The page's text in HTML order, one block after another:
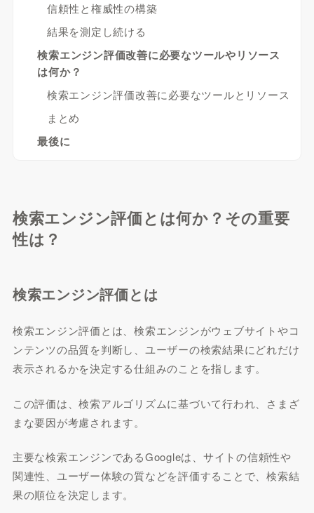
信頼性と権威性の構築
結果を測定し続ける
検索エンジン評価改善に必要なツールやリソース
は何か？
検索エンジン評価改善に必要なツールとリソース
まとめ
最後に
検索エンジン評価とは何か？その重要
性は？
検索エンジン評価とは
検索エンジン評価とは、検索エンジンがウェブサイトやコ
ンテンツの品質を判断し、ユーザーの検索結果にどれだけ
表示されるかを決定する仕組みのことを指します。
この評価は、検索アルゴリズムに基づいて行われ、さまざ
まな要因が考慮されます。
主要な検索エンジンであるGoogleは、サイトの信頼性や
関連性、ユーザー体験の質などを評価することで、検索結
果の順位を決定します。